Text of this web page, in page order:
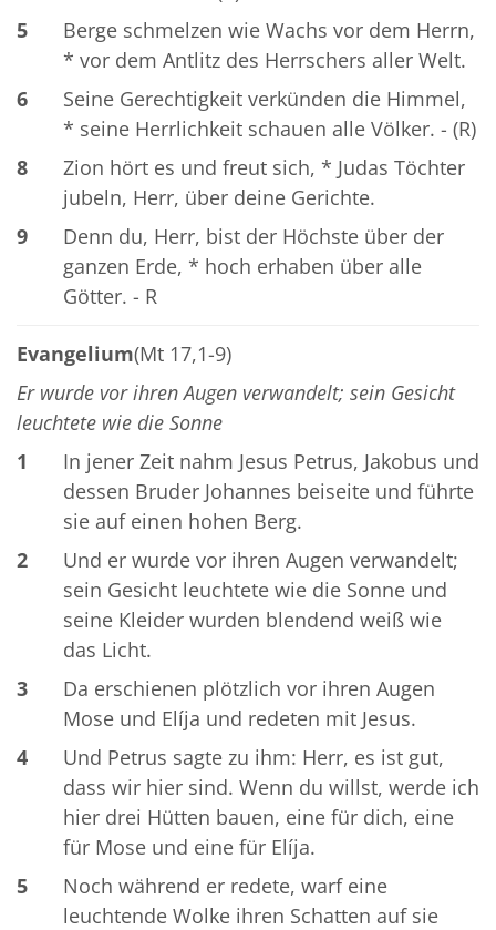
5
Berge schmelzen wie Wachs vor dem Herrn,
* vor dem Antlitz des Herrschers aller Welt.
6
Seine Gerechtigkeit verkünden die Himmel,
* seine Herrlichkeit schauen alle Völker. - (R)
8
Zion hört es und freut sich, * Judas Töchter
jubeln, Herr, über deine Gerichte.
9
Denn du, Herr, bist der Höchste über der
ganzen Erde, * hoch erhaben über alle
Götter. - R
Evangelium(Mt 17,1-9)
Er wurde vor ihren Augen verwandelt; sein Gesicht
leuchtete wie die Sonne
1
In jener Zeit nahm Jesus Petrus, Jakobus und
dessen Bruder Johannes beiseite und führte
sie auf einen hohen Berg.
2
Und er wurde vor ihren Augen verwandelt;
sein Gesicht leuchtete wie die Sonne und
seine Kleider wurden blendend weiß wie
das Licht.
3
Da erschienen plötzlich vor ihren Augen
Mose und Elíja und redeten mit Jesus.
4
Und Petrus sagte zu ihm: Herr, es ist gut,
dass wir hier sind. Wenn du willst, werde ich
hier drei Hütten bauen, eine für dich, eine
für Mose und eine für Elíja.
5
Noch während er redete, warf eine
leuchtende Wolke ihren Schatten auf sie